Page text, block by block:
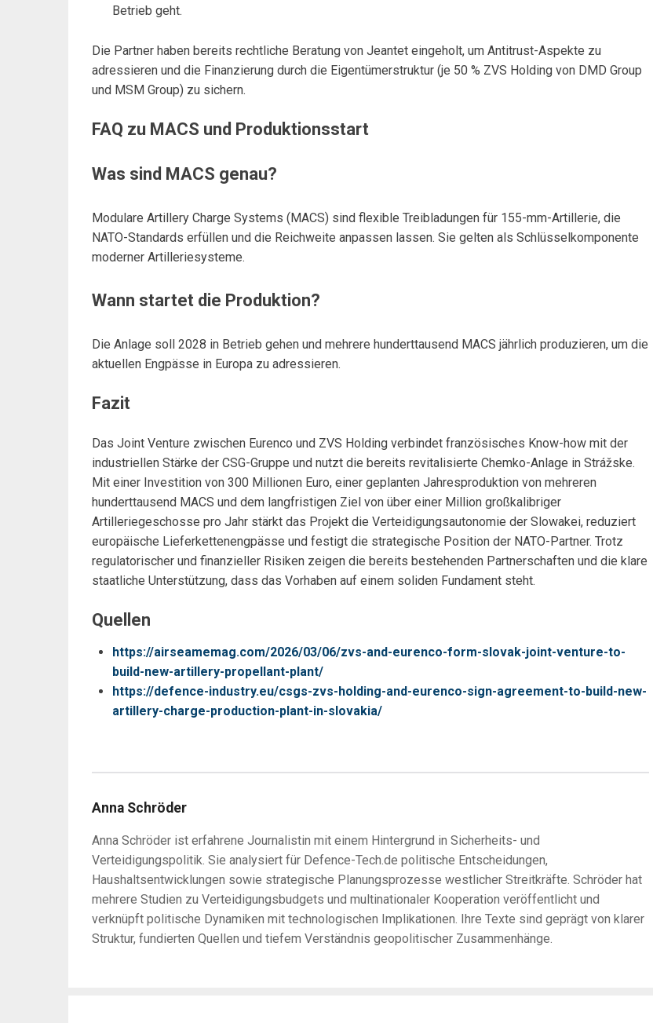
Betrieb geht.
Die Partner haben bereits rechtliche Beratung von Jeantet eingeholt, um Antitrust-Aspekte zu
adressieren und die Finanzierung durch die Eigentümerstruktur (je 50 % ZVS Holding von DMD Group
und MSM Group) zu sichern.
FAQ zu MACS und Produktionsstart
Was sind MACS genau?
Modulare Artillery Charge Systems (MACS) sind flexible Treibladungen für 155-mm-Artillerie, die
NATO-Standards erfüllen und die Reichweite anpassen lassen. Sie gelten als Schlüsselkomponente
moderner Artilleriesysteme.
Wann startet die Produktion?
Die Anlage soll 2028 in Betrieb gehen und mehrere hunderttausend MACS jährlich produzieren, um die
aktuellen Engpässe in Europa zu adressieren.
Fazit
Das Joint Venture zwischen Eurenco und ZVS Holding verbindet französisches Know-how mit der
industriellen Stärke der CSG-Gruppe und nutzt die bereits revitalisierte Chemko-Anlage in Strážske.
Mit einer Investition von 300 Millionen Euro, einer geplanten Jahresproduktion von mehreren
hunderttausend MACS und dem langfristigen Ziel von über einer Million großkalibriger
Artilleriegeschosse pro Jahr stärkt das Projekt die Verteidigungsautonomie der Slowakei, reduziert
europäische Lieferkettenengpässe und festigt die strategische Position der NATO-Partner. Trotz
regulatorischer und finanzieller Risiken zeigen die bereits bestehenden Partnerschaften und die klare
staatliche Unterstützung, dass das Vorhaben auf einem soliden Fundament steht.
Quellen
https://airseamemag.com/2026/03/06/zvs-and-eurenco-form-slovak-joint-venture-to-
build-new-artillery-propellant-plant/
https://defence-industry.eu/csgs-zvs-holding-and-eurenco-sign-agreement-to-build-new-
artillery-charge-production-plant-in-slovakia/
Anna Schröder
Anna Schröder ist erfahrene Journalistin mit einem Hintergrund in Sicherheits- und
Verteidigungspolitik. Sie analysiert für Defence-Tech.de politische Entscheidungen,
Haushaltsentwicklungen sowie strategische Planungsprozesse westlicher Streitkräfte. Schröder hat
mehrere Studien zu Verteidigungsbudgets und multinationaler Kooperation veröffentlicht und
verknüpft politische Dynamiken mit technologischen Implikationen. Ihre Texte sind geprägt von klarer
Struktur, fundierten Quellen und tiefem Verständnis geopolitischer Zusammenhänge.